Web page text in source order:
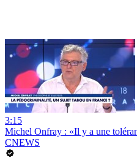
3:15
Michel Onfray : «Il y a une
CNEWS